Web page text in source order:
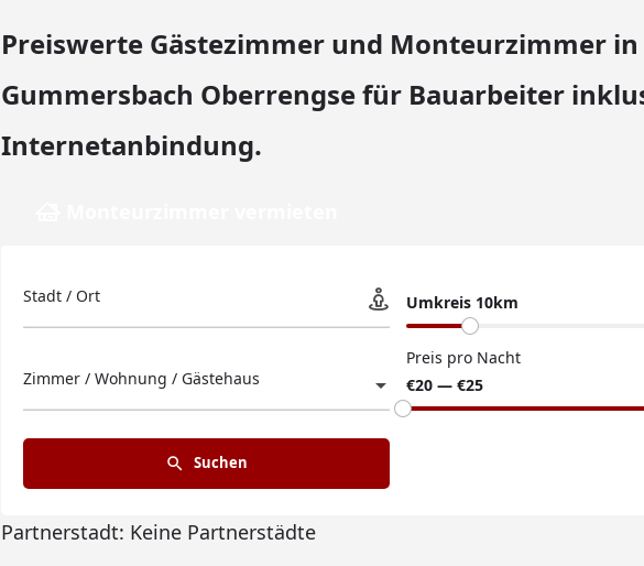
Preiswerte Gästezimmer und Monteurzimmer in
Gummersbach Oberrengse für Bauarbeiter
Internetanbindung.
Stadt / Ort Umkreis 10km
Zimmer / Wohnung / Gästehaus
Preis pro Nacht
€20 — €25
Suchen
Partnerstadt: Keine Partnerstädte